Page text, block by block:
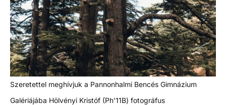
Szeretettel meghívjuk a Pannonhalmi Bencés Gimnázium
Galériájába Hölvényi Kristóf (Ph’11B) fotográfus